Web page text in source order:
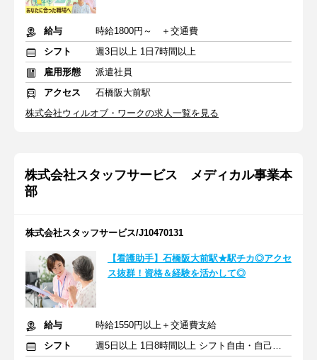
給与
時給1800円～ ＋交通費
シフト
週3日以上 1日7時間以上
雇用形態
派遣社員
アクセス
石橋阪大前駅
株式会社ウィルオブ・ワークの求人一覧を見る
株式会社スタッフサービス メディカル事業本
部
株式会社スタッフサービス/J10470131
【看護助手】石橋阪大前駅★駅チカ◎アクセ
ス抜群！資格＆経験を活かして◎
給与
時給1550円以上＋交通費支給
シフト
週5日以上 1日8時間以上 シフト自由・自己申告